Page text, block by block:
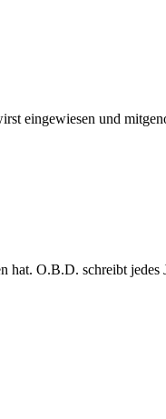
eingewiesen und
O.B.D. schreibt